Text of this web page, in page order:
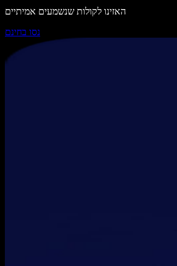
האזינו לקולות שנשמעים אמיתיים
נסו בחינם